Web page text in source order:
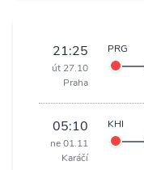
21:25
út 27.10
Praha
PRG
05:10
ne 01.11
Karáčí
KHI